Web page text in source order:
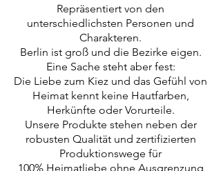
Repräsentiert von den
unterschiedlichsten Personen und
Charakteren.
Berlin ist groß und die Bezirke eigen.
Eine Sache steht aber fest:
Die Liebe zum Kiez und das Gefühl von
Heimat kennt keine Hautfarben,
Herkünfte oder Vorurteile.
Unsere Produkte stehen neben der
robusten Qualität und zertifizierten
Produktionswege für
100% Heimatliebe ohne Ausgrenzung